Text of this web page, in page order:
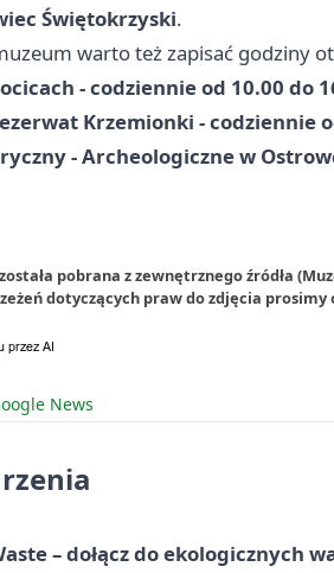
Świętokrzyski.
warto też zapisać godziny
- codziennie od 10.00 do
Krzemionki - codziennie
- Archeologiczne w
pobrana z zewnętrznego źródła
dotyczących praw do zdjęcia prosimy
News
– dołącz do ekologicznych